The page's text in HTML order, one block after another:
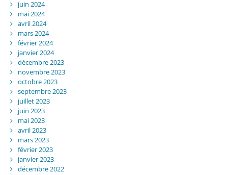
juin 2024
mai 2024
avril 2024
mars 2024
février 2024
janvier 2024
décembre 2023
novembre 2023
octobre 2023
septembre 2023
juillet 2023
juin 2023
mai 2023
avril 2023
mars 2023
février 2023
janvier 2023
décembre 2022